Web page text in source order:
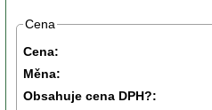
Cena
Cena:
Měna:
Obsahuje cena DPH?: